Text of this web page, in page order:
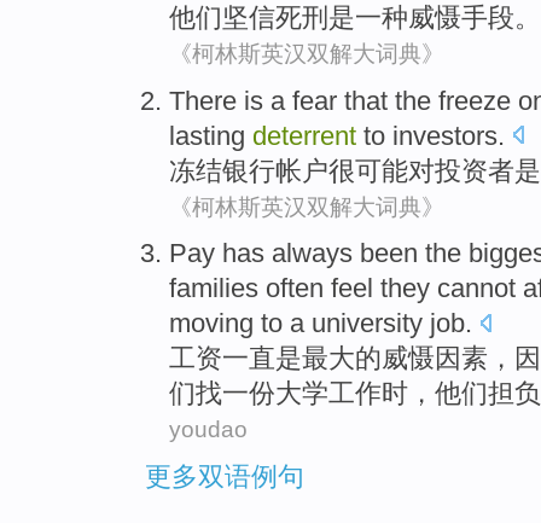
他们坚信死刑 是一种威慑手段。
《柯林斯英汉双解大词典》
There is a fear that the freeze
lasting deterrent to investors.
冻结银行帐户很可能对投资者是
《柯林斯英汉双解大词典》
Pay has always been the
families often feel they cannot
moving to a university job.
工资一直是最大的威慑因素 ，
们找一份大学工作时，他们担负
youdao
更多双语例句